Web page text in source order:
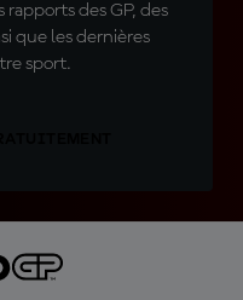
des GP, des
que les dernières
sport.